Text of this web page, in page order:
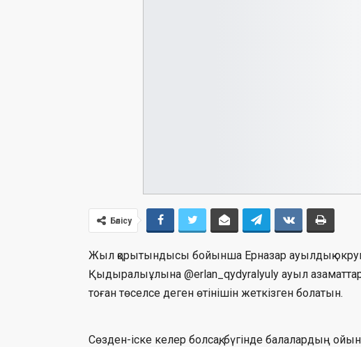
Бөлісу
Жыл қорытындысы бойынша Ерназар ауылдық
Қыдыралыұлына @erlan_qydyralyuly ауыл
тоған төселсе деген өтінішін жеткізген болатын.
Сөзден-іске келер болсақ, бүгінде балалардың